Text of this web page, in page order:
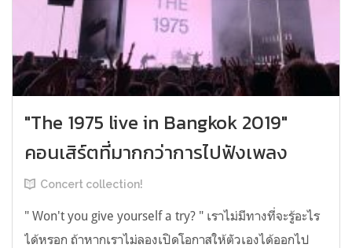
"The 1975 live in Bangkok 2019"
คอนเสิร์ตที่มากกว่าการไปฟังเพลง
Concert collection!
" Won't you give yourself a try? " เราไม่มีทางที่จะรู้อะไร
ได้หรอก ถ้าหากเราไม่ลองเปิดโอกาสให้ตัวเองได้ออกไป